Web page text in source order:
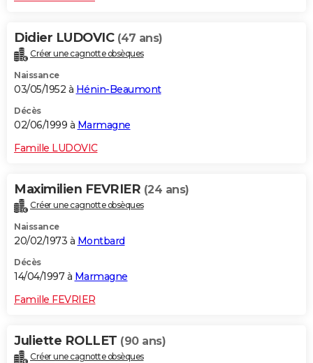
Didier LUDOVIC (47 ans)
Créer une cagnotte obsèques
Naissance
03/05/1952 à Hénin-Beaumont
Décès
02/06/1999 à Marmagne
Famille LUDOVIC
Maximilien FEVRIER (24 ans)
Créer une cagnotte obsèques
Naissance
20/02/1973 à Montbard
Décès
14/04/1997 à Marmagne
Famille FEVRIER
Juliette ROLLET (90 ans)
Créer une cagnotte obsèques